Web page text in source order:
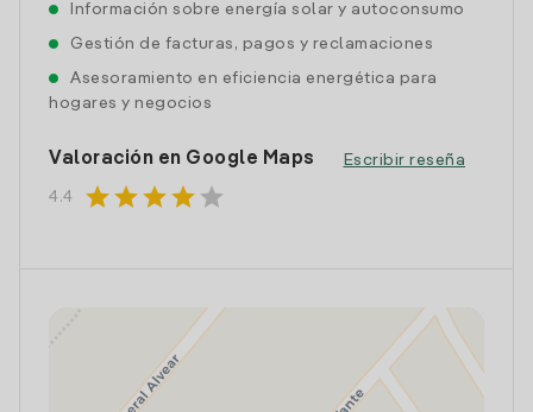
Información sobre energía solar y autoconsumo
Gestión de facturas, pagos y reclamaciones
Asesoramiento en eficiencia energética para
hogares y negocios
Valoración en Google Maps
4.4 starstarstarstar star
Escribir reseña